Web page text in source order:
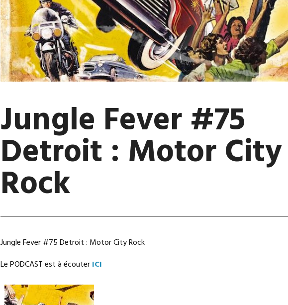
Jungle Fever #75
Detroit : Motor City
Rock
Jungle Fever #75 Detroit : Motor City Rock
Le PODCAST est à écouterICI